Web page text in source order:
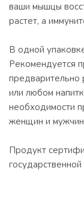
ваши мышцы
растет, а
В одной
Рекомендуется
или любом
необходимости
женщин и
Продукт
государственной